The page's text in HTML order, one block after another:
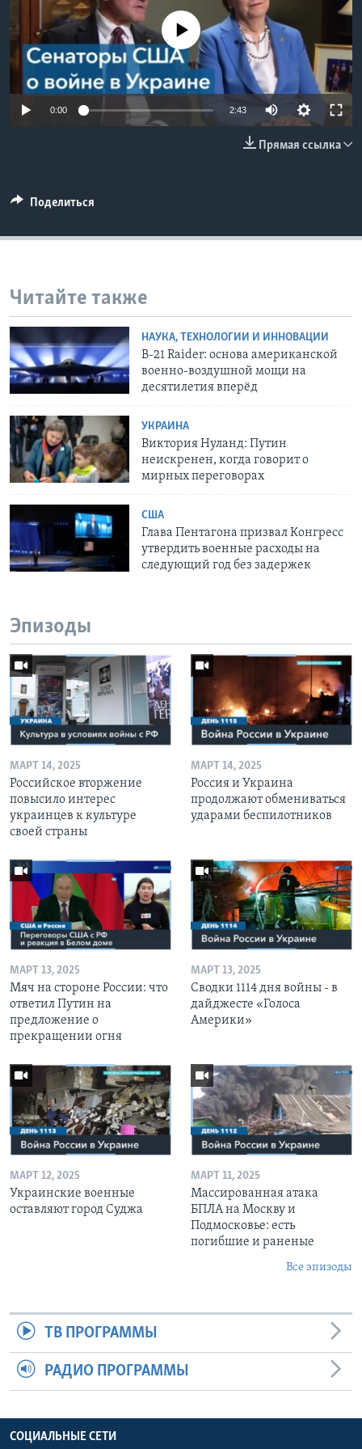
Learning English
СОЦИАЛЬНЫЕ СЕТИ
No media source currently available
0:00 2:43
Прямая ссылка
Поделиться
Читайте также
НАУКА, ТЕХНОЛОГИИ И ИННОВАЦИИ
B-21 Raider: основа американской
военно-воздушной мощи на
десятилетия вперёд
УКРАИНА
Виктория Нуланд: Путин
неискренен, когда говорит о
мирных переговорах
США
Глава Пентагона призвал Конгресс
утвердить военные расходы на
следующий год без задержек
Эпизоды
МАРТ 14, 2025
Российское вторжение
повысило интерес
украинцев к культуре
своей страны
МАРТ 14, 2025
Россия и Украина
продолжают обмениваться
ударами беспилотников
МАРТ 13, 2025
Мяч на стороне России: что
ответил Путин на
предложение о
прекращении огня
МАРТ 13, 2025
Сводки 1114 дня войны - в
дайджесте «Голоса
Америки»
МАРТ 12, 2025
Украинские военные
оставляют город Суджа
МАРТ 11, 2025
Массированная атака
БПЛА на Москву и
Подмосковье: есть
погибшие и раненые
Все эпизоды
ТВ ПРОГРАММЫ
РАДИО ПРОГРАММЫ
СОЦИАЛЬНЫЕ СЕТИ